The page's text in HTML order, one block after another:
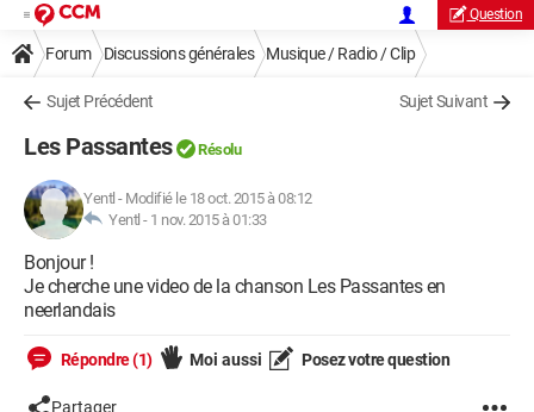
Question
Forum Discussions générales Musique / Radio / Clip
Sujet Précédent Sujet Suivant
Les Passantes Résolu
Yentl - Modifié le 18 oct. 2015 à 08:12
Yentl - 1 nov. 2015 à 01:33
Bonjour !
Je cherche une video de la chanson Les Passantes en
neerlandais
Répondre (1) Moi aussi Posez votre question
Partager